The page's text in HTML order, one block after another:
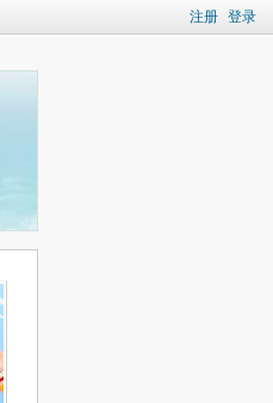
注册 登录